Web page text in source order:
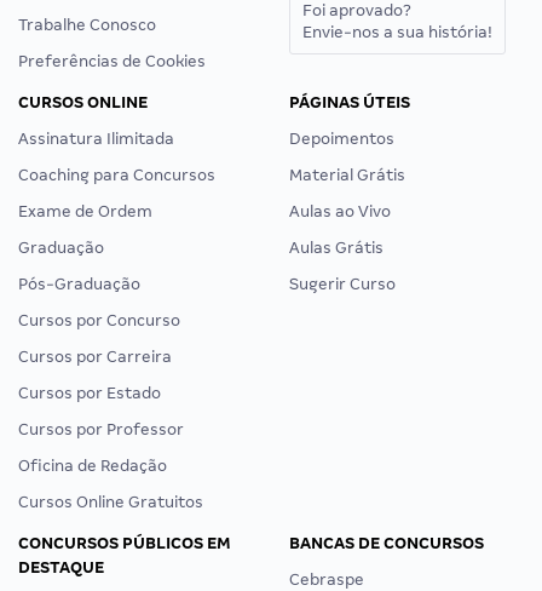
Trabalhe Conosco
Preferências de Cookies
Foi aprovado?
Envie-nos a sua história!
CURSOS ONLINE
Assinatura Ilimitada
Coaching para Concursos
Exame de Ordem
Graduação
Pós-Graduação
Cursos por Concurso
Cursos por Carreira
Cursos por Estado
Cursos por Professor
Oficina de Redação
Cursos Online Gratuitos
PÁGINAS ÚTEIS
Depoimentos
Material Grátis
Aulas ao Vivo
Aulas Grátis
Sugerir Curso
CONCURSOS PÚBLICOS EM
DESTAQUE
BANCAS DE CONCURSOS
Cebraspe